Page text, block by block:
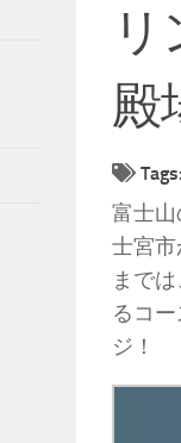
殿
富士
士宮
まで
るコ
ジ！